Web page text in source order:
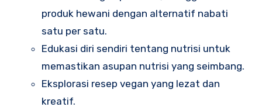
produk hewani dengan alternatif nabati
satu per satu.
Edukasi diri sendiri tentang nutrisi untuk
memastikan asupan nutrisi yang seimbang.
Eksplorasi resep vegan yang lezat dan
kreatif.